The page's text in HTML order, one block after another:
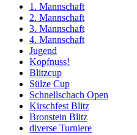
1. Mannschaft
2. Mannschaft
3. Mannschaft
4. Mannschaft
Jugend
Kopfnuss!
Blitzcup
Sülze Cup
Schnellschach Open
Kirschfest Blitz
Bronstein Blitz
diverse Turniere